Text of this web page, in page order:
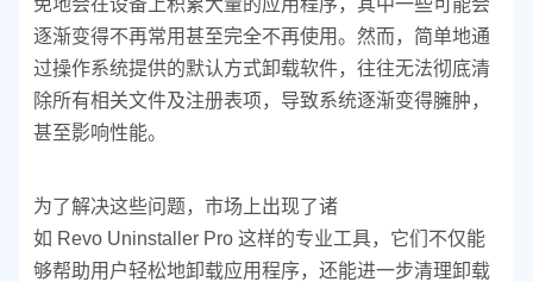
免地会在设备上积累大量的应用程序，其中一些可能会
逐渐变得不再常用甚至完全不再使用。然而，简单地通
过操作系统提供的默认方式卸载软件，往往无法彻底清
除所有相关文件及注册表项，导致系统逐渐变得臃肿，
甚至影响性能。
为了解决这些问题，市场上出现了诸
如 Revo Uninstaller Pro 这样的专业工具，它们不仅能
够帮助用户轻松地卸载应用程序，还能进一步清理卸载